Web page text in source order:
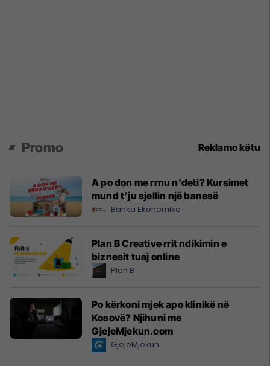
Promo Reklamo këtu
A po don me rrnu n’deti? Kursimet
mund t’ju sjellin një banesë
Banka Ekonomike
Plan B Creative rrit ndikimin e
biznesit tuaj online
Plan B
Po kërkoni mjek apo klinikë në
Kosovë? Njihuni me
GjejeMjekun.com
GjejeMjekun